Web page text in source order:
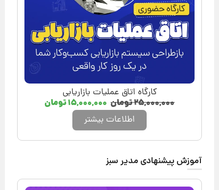
کارگاه اتاق عملیات بازاریابی
۲۵,۰۰۰,۰۰۰تومان ۱۵,۰۰۰,۰۰۰تومان
اطلاعات بیشتر
آموزش پیشنهادی مدیر سبز